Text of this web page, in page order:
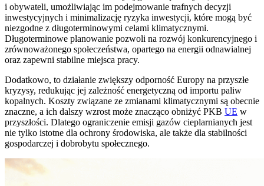
i obywateli, umożliwiając im podejmowanie trafnych decyzji
inwestycyjnych i minimalizację ryzyka inwestycji, które mogą być
niezgodne z długoterminowymi celami klimatycznymi.
Długoterminowe planowanie pozwoli na rozwój konkurencyjnego i
zrównoważonego społeczeństwa, opartego na energii odnawialnej
oraz zapewni stabilne miejsca pracy.
Dodatkowo, to działanie zwiększy odporność Europy na przyszłe
kryzysy, redukując jej zależność energetyczną od importu paliw
kopalnych. Koszty związane ze zmianami klimatycznymi są obecnie
znaczne, a ich dalszy wzrost może znacząco obniżyć PKB UE w
przyszłości. Dlatego ograniczenie emisji gazów cieplarnianych jest
nie tylko istotne dla ochrony środowiska, ale także dla stabilności
gospodarczej i dobrobytu społecznego.